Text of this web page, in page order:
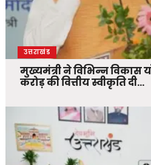
उत्तराखंड
मुख्यमंत्री ने विभिन्न
करोड़ की वित्तीय स्वीकृति दी…